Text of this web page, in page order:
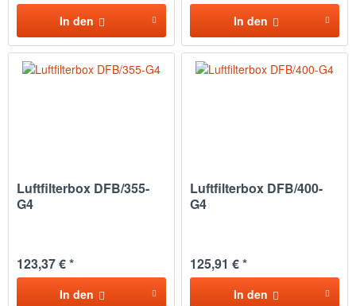
In den In den
Luftfilterbox DFB/355-
G4
123,37 € *
In den
Luftfilterbox DFB/400-
G4
125,91 € *
In den